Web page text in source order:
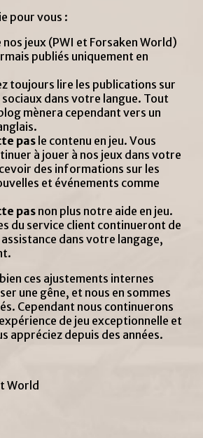
pour vous :
nos jeux (PWI et Forsaken World)
publiés uniquement en
toujours lire les publications sur
sociaux dans votre langue. Tout
mènera cependant vers un
pas le contenu en jeu. Vous
à jouer à nos jeux dans votre
des informations sur les
et événements comme
pas non plus notre aide en jeu.
du service client continueront de
dans votre langage,
ces ajustements internes
une gêne, et nous en sommes
Cependant nous continuerons
de jeu exceptionnelle et
appréciez depuis des années.
World